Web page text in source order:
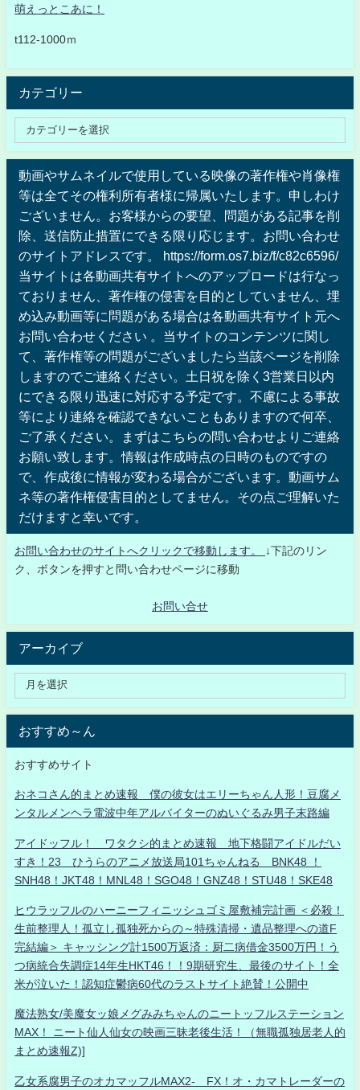
萌えっとこあに！
t112-1000ｍ
カテゴリー
動画やサムネイルで使用している映像の著作権や肖像権
等は全てその権利所有者様に帰属いたします。申しわけ
ございません。お客様からの要望、問題がある記事を削
除、送信防止措置にできる限り応じます。お問い合わせ
のサイトアドレスです。 https://form.os7.biz/f/c82c6596/
当サイトは各動画共有サイトへのアップロードは行なっ
ておりません、著作権の侵害を目的としていません、埋
め込み動画等に問題がある場合は各動画共有サイト元へ
お問い合わせください 。当サイトのコンテンツに関し
て、著作権等の問題がございましたら当該ページを削除
しますのでご連絡ください。土日祝を除く3営業日以内
にできる限り迅速に対応する予定です。不慮による事故
等により連絡を確認できないこともありますので何卒、
ご了承ください。まずはこちらの問い合わせよりご連絡
お願い致します。情報は作成時点の日時のものですの
で、作成後に情報が変わる場合がございます。動画サム
ネ等の著作権侵害目的としてません。その点ご理解いた
だけますと幸いです。
お問い合わせのサイトへクリックで移動します。
↓下記のリン
ク、ボタンを押すと問い合わせページに移動
お問い合せ
アーカイブ
おすすめ～ん
おすすめサイト
おネコさん的まとめ速報 僕の彼女はエリーちゃん人形！豆腐メ
ンタルメンヘラ電波中年アルバイターのぬいぐるみ男子末路編
アイドッフル！ ワタクシ的まとめ速報 地下格闘アイドルだい
すき！23 ひうらのアニメ放送局101ちゃんねる BNK48 ！
SNH48！JKT48！MNL48！SGO48！GNZ48！STU48！SKE48
ヒウラッフルのハーニーフィニッシュゴミ屋敷補完計画 ＜必殺！
生前整理人！孤立し孤独死からの～特殊清掃・遺品整理への道F
完結編＞ キャッシング計1500万返済：厨二病借金3500万円！う
つ病統合失調症14年生HKT46！！9期研究生、最後のサイト！全
米が泣いた！認知症鬱病60代のラストサイト絶賛！公開中
魔法熟女/美魔女ッ娘メグみみちゃんのニートッフルステーション
MAX！ ニート仙人仙女の映画三昧老後生活！（無職孤独居老人的
まとめ速報Z)]
乙女系腐男子のオカマッフルMAX2- FX！オ・カマトレーダーの